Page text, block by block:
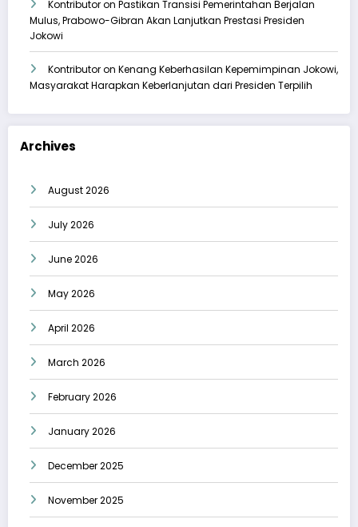
Kontributoron Pastikan Transisi Pemerintahan Berjalan
Mulus, Prabowo-Gibran Akan Lanjutkan Prestasi Presiden
Jokowi
Kontributoron Kenang Keberhasilan Kepemimpinan Jokowi,
Masyarakat Harapkan Keberlanjutan dari Presiden Terpilih
Archives
August 2026
July 2026
June 2026
May 2026
April 2026
March 2026
February 2026
January 2026
December 2025
November 2025